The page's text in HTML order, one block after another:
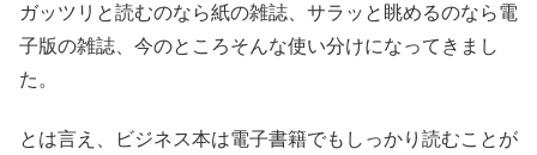
ガッツリと読むのなら紙の雑誌、サラッと眺めるのなら電
子版の雑誌、今のところそんな使い分けになってきまし
た。
とは言え、ビジネス本は電子書籍でもしっかり読むことが